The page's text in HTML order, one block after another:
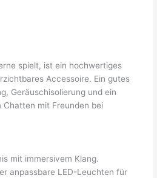
spielt, ist ein hochwertiges
Accessoire. Ein gutes
Geräuschisolierung und ein
mit Freunden bei
mit immersivem Klang.
anpassbare LED-Leuchten für